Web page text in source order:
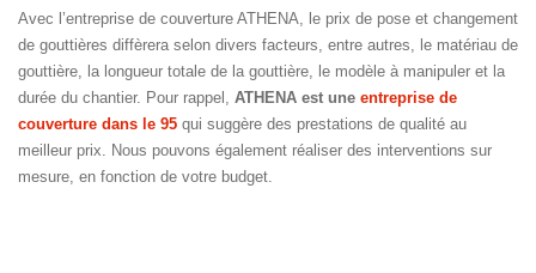
Avec l’entreprise de couverture ATHENA, le prix de pose et changement
de gouttières diffèrera selon divers facteurs, entre autres, le matériau de
gouttière, la longueur totale de la gouttière, le modèle à manipuler et la
durée du chantier. Pour rappel, ATHENA est une entreprise de
couverture dans le 95 qui suggère des prestations de qualité au
meilleur prix. Nous pouvons également réaliser des interventions sur
mesure, en fonction de votre budget.